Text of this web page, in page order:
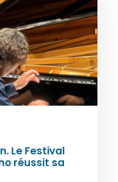
Le Festival
réussit sa